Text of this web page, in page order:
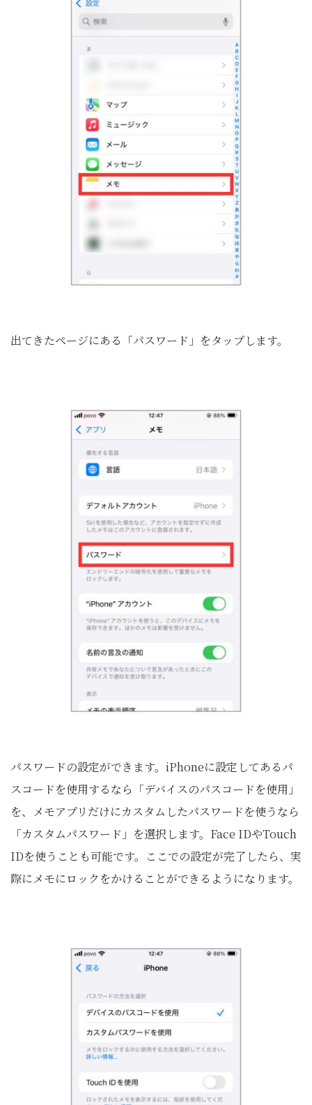
出てきたページにある「パスワード」をタップします。
パスワードの設定ができます。iPhoneに設定してあるパ
スコードを使用するなら「デバイスのパスコードを使用」
を、メモアプリだけにカスタムしたパスワードを使うなら
「カスタムパスワード」を選択します。Face IDやTouch
IDを使うことも可能です。ここでの設定が完了したら、実
際にメモにロックをかけることができるようになります。